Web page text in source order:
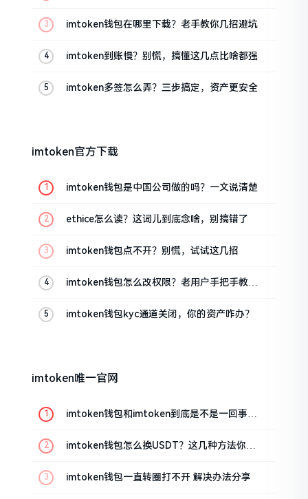
imtoken钱包在哪里下载？老手教你几招避坑
imtoken到账慢？别慌，搞懂这几点比啥都强
imtoken多签怎么弄？三步搞定，资产更安全
imtoken官方下载
imtoken钱包是中国公司做的吗？一文说清楚
ethice怎么读？这词儿到底念啥，别搞错了
imtoken钱包点不开？别慌，试试这几招
imtoken钱包怎么改权限？老用户手把手教你
imtoken钱包kyc通道关闭，你的资产咋办？
imtoken唯一官网
imtoken钱包和imtoken到底是不是一回事？
imtoken钱包怎么换USDT？这几种方法你得
imtoken钱包一直转圈打不开 解决办法分享